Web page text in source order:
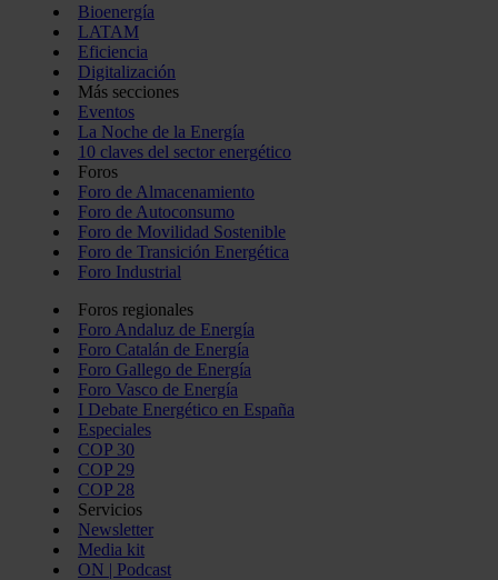
Bioenergía
LATAM
Eficiencia
Digitalización
Más secciones
Eventos
La Noche de la Energía
10 claves del sector energético
Foros
Foro de Almacenamiento
Foro de Autoconsumo
Foro de Movilidad Sostenible
Foro de Transición Energética
Foro Industrial
Foros regionales
Foro Andaluz de Energía
Foro Catalán de Energía
Foro Gallego de Energía
Foro Vasco de Energía
I Debate Energético en España
Especiales
COP 30
COP 29
COP 28
Servicios
Newsletter
Media kit
ON | Podcast